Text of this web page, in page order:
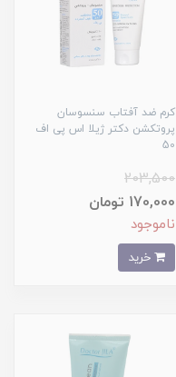
کرم ضد آفتاب سنسوسان
پروتکشن دکتر ژیلا اس پی اف
50
203,500
170,000 تومان
ناموجود